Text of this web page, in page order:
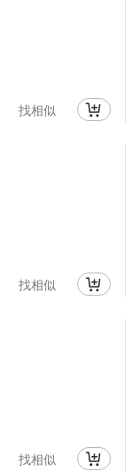
找相似
找相似
找相似